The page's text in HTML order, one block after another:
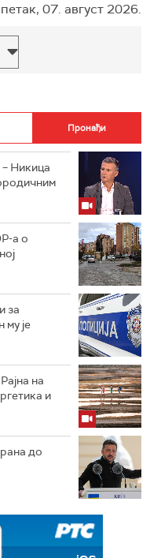
петак, 07. август 2026.
Никица
а о
за
је
на
и
до